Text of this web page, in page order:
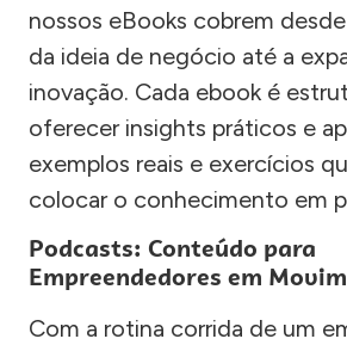
nossos eBooks cobrem
da ideia de negócio até a
inovação. Cada ebook é
oferecer insights práticos e
exemplos reais e exercícios
colocar o conhecimento em
Podcasts: Conteúdo para
Empreendedores em
Com a rotina corrida de um